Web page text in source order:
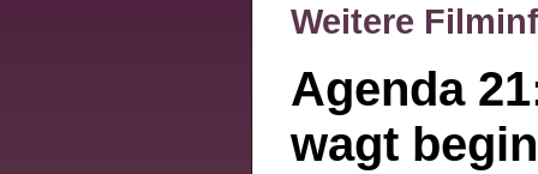
Weitere
Agenda
wagt